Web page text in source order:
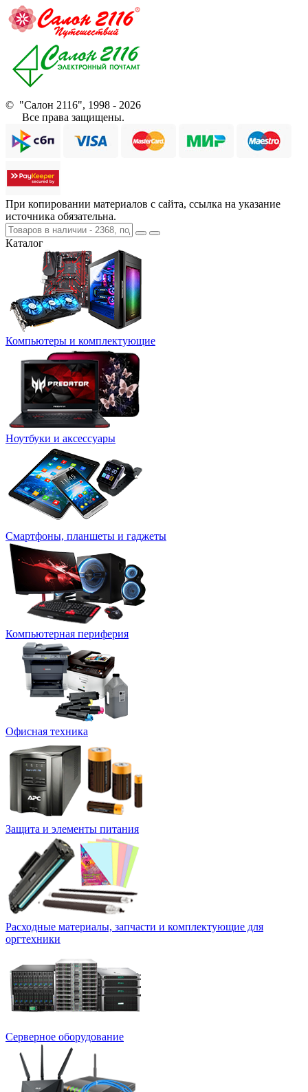
© "Салон 2116", 1998 - 2026
Все права защищены.
При копировании материалов с сайта, ссылка на указание
источника обязательна.
Каталог
Компьютеры и комплектующие
Ноутбуки и аксессуары
Смартфоны, планшеты и гаджеты
Компьютерная периферия
Офисная техника
Защита и элементы питания
Расходные материалы, запчасти и комплектующие для
оргтехники
Серверное оборудование